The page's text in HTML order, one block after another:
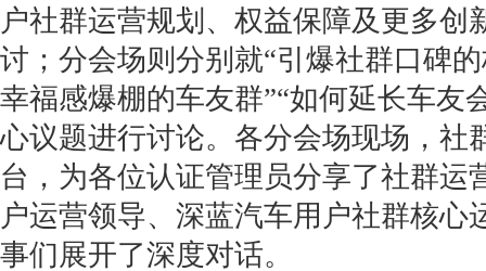
户社群运营规划、权益保障及更多创
讨；分会场则分别就“引爆社群口碑
幸福感爆棚的车友群”“如何延长车友
心议题进行讨论。各分会场现场，社
台，为各位认证管理员分享了社群运
户运营领导、深蓝汽车用户社群核心
事们展开了深度对话。